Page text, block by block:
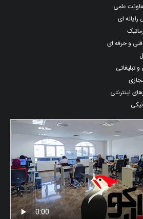
علمی
ای
فنی و حرفه ای
تبلیغاتی
اینترنتی